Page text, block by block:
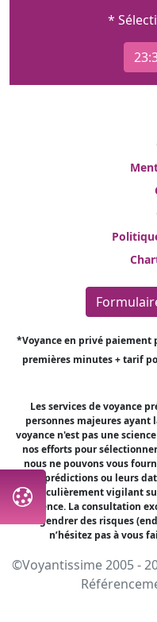
*
*Voyance en privé paiement
premières minutes + tarif
Les services de voyance
personnes majeures ayant
voyance n'est pas une
nos efforts pour
nous ne pouvons vous
prédictions ou leurs
particulièrement vigilant
fréquence. La consultation
engendrer des risques
n’hésitez pas à vous
©Voyantissime 2005 -